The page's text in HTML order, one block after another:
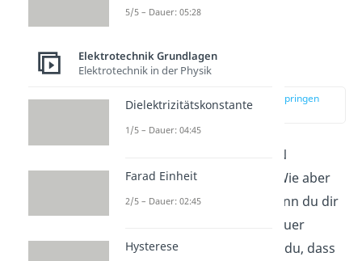
Funktion
zur Stelle im Video springen
(02:27)
Du weißt nun, wie der NPN
Transistor aufgebaut ist. Wie aber
funktioniert er genau? Wenn du dir
den Aufbau nochmal genauer
anschaust, dann erkennst du, dass
5/5 – Dauer: 05:28
Elektrotechnik Grundlagen
Elektrotechnik in der Physik
Dielektrizitätskonstante
1/5 – Dauer: 04:45
Farad Einheit
2/5 – Dauer: 02:45
Hysterese